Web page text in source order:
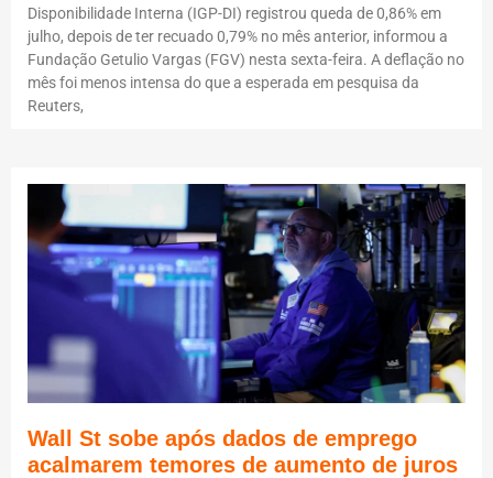
Disponibilidade Interna (IGP-DI) registrou queda de 0,86% em
julho, depois de ter recuado 0,79% no mês anterior, informou a
Fundação Getulio Vargas (FGV) nesta sexta-feira. A deflação no
mês foi menos intensa do que a esperada em pesquisa da
Reuters,
Wall St sobe após dados de emprego
acalmarem temores de aumento de juros